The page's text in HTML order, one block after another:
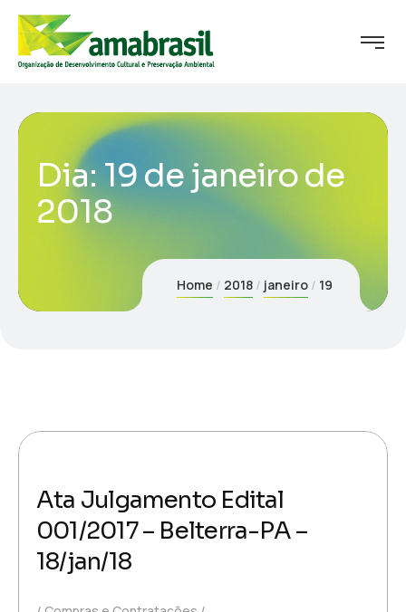
Dia:19 de janeiro de
2018
Home 2018 janeiro 19
Ata Julgamento Edital
001/2017 – Belterra-PA –
18/jan/18